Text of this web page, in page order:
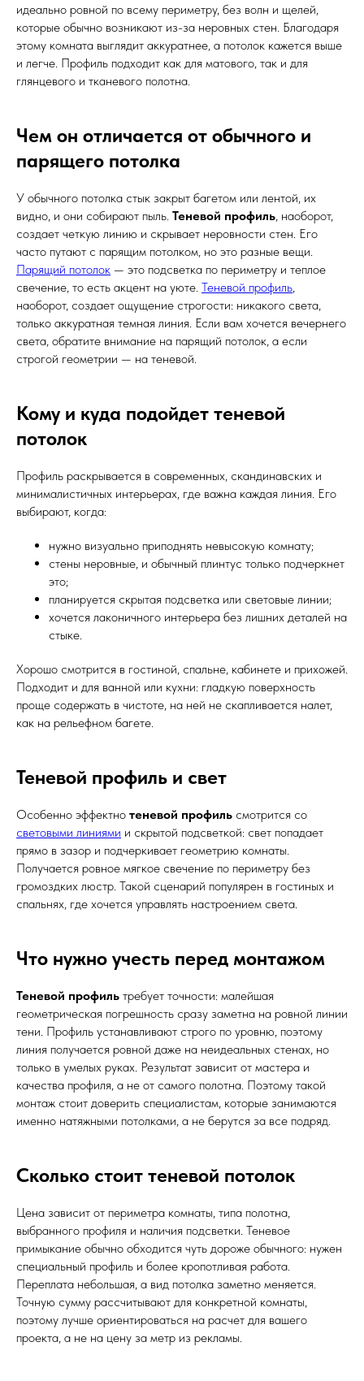
идеально ровной по всему периметру, без волн и щелей,
которые обычно возникают из-за неровных стен. Благодаря
этому комната выглядит аккуратнее, а потолок кажется выше
и легче. Профиль подходит как для матового, так и для
глянцевого и тканевого полотна.
Чем он отличается от обычного и
парящего потолка
У обычного потолка стык закрыт багетом или лентой, их
видно, и они собирают пыль. Теневой профиль, наоборот,
создает четкую линию и скрывает неровности стен. Его
часто путают с парящим потолком, но это разные вещи.
Парящий потолок — это подсветка по периметру и теплое
свечение, то есть акцент на уюте. Теневой профиль,
наоборот, создает ощущение строгости: никакого света,
только аккуратная темная линия. Если вам хочется вечернего
света, обратите внимание на парящий потолок, а если
строгой геометрии — на теневой.
Кому и куда подойдет теневой
потолок
Профиль раскрывается в современных, скандинавских и
минималистичных интерьерах, где важна каждая линия. Его
выбирают, когда:
нужно визуально приподнять невысокую комнату;
стены неровные, и обычный плинтус только подчеркнет
это;
планируется скрытая подсветка или световые линии;
хочется лаконичного интерьера без лишних деталей на
стыке.
Хорошо смотрится в гостиной, спальне, кабинете и прихожей.
Подходит и для ванной или кухни: гладкую поверхность
проще содержать в чистоте, на ней не скапливается налет,
как на рельефном багете.
Теневой профиль и свет
Особенно эффектно теневой профиль смотрится со
световыми линиями и скрытой подсветкой: свет попадает
прямо в зазор и подчеркивает геометрию комнаты.
Получается ровное мягкое свечение по периметру без
громоздких люстр. Такой сценарий популярен в гостиных и
спальнях, где хочется управлять настроением света.
Что нужно учесть перед монтажом
Теневой профиль требует точности: малейшая
геометрическая погрешность сразу заметна на ровной линии
тени. Профиль устанавливают строго по уровню, поэтому
линия получается ровной даже на неидеальных стенах, но
только в умелых руках. Результат зависит от мастера и
качества профиля, а не от самого полотна. Поэтому такой
монтаж стоит доверить специалистам, которые занимаются
именно натяжными потолками, а не берутся за все подряд.
Сколько стоит теневой потолок
Цена зависит от периметра комнаты, типа полотна,
выбранного профиля и наличия подсветки. Теневое
примыкание обычно обходится чуть дороже обычного: нужен
специальный профиль и более кропотливая работа.
Переплата небольшая, а вид потолка заметно меняется.
Точную сумму рассчитывают для конкретной комнаты,
поэтому лучше ориентироваться на расчет для вашего
проекта, а не на цену за метр из рекламы.